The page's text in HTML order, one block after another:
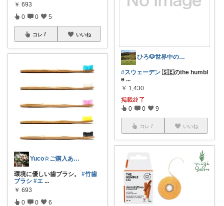
￥ 693
0 0 5
コレ いいね
Yuco☆ご購入ありがとうございます☆
環境に優しい歯ブラシ。 #竹歯
ブラシ #エ ...
￥ 693
0 0 6
ひろ🐶世界中のサステイナブル🌍🌱
#スウェーデン 🇸🇪のthe humbl
e ...
￥ 1,430
掲載終了
0 0 9
コレ いいね